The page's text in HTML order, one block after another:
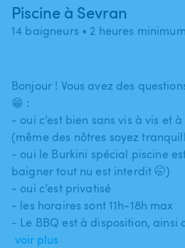
Piscine à Sevran
14 baigneurs • 2 heures minimum
Bonjour ! Vous avez des
😁 :
- oui c’est bien sans vis à vis et
(même des nôtres soyez
- oui le Burkini spécial piscine
baigner tout nu est interdit 🤭)
- oui c’est privatisé
- les horaires sont 11h-18h max
- Le BBQ est à disposition​,​ ainsi
voir plus